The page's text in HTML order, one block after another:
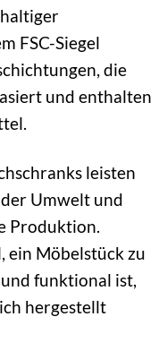
FSC-Siegel
die
und enthalten
leisten
Umwelt und
Produktion.
ein Möbelstück zu
funktional ist,
hergestellt